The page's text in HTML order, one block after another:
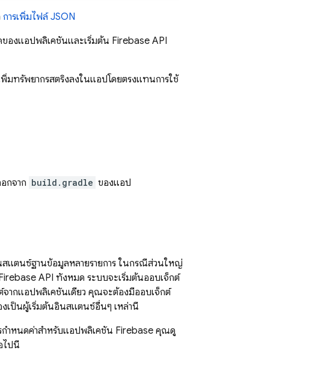
การเพิ่มไฟล์ JSON
องแอปพลิเคชันและเริ่มต้น Firebase API
มทรัพยากรสตริงลงในแอปโดยตรงแทนการใช้
กจาก build.gradle ของแอป
นสแตนซ์ฐานข้อมูลหลายรายการ ในกรณีส่วนใหญ่
API ทั้งหมด ระบบจะเริ่มต้นออบเจ็กต์
จากแอปพลิเคชันเดียว คุณจะต้องมีออบเจ็กต์
เป็นผู้เริ่มต้นอินสแตนซ์อื่นๆ เหล่านี้
ำหนดค่าสำหรับแอปพลิเคชัน Firebase คุณดู
ไปนี้